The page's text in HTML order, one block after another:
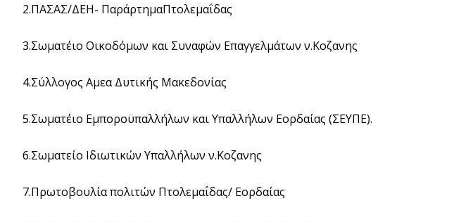
2.ΠΑΣΑΣ/ΔΕΗ- ΠαράρτημαΠτολεμαΐδας
3.Σωματέιο Οικοδόμων και Συναφών Επαγγελμάτων ν.Κοζανης
4.Σύλλογος Αμεα Δυτικής Μακεδονίας
5.Σωματέιο Εμποροϋπαλλήλων και Υπαλλήλων Εορδαίας (ΣΕΥΠΕ).
6.Σωματείο Ιδιωτικών Υπαλλήλων ν.Κοζανης
7.Πρωτοβουλία πολιτών Πτολεμαΐδας/ Εορδαίας